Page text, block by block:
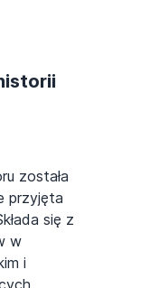
została
przyjęta
się z
w
i